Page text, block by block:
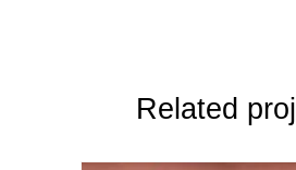
Related